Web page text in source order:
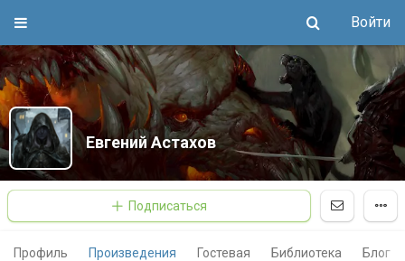
Войти
Евгений Астахов
Подписаться
Профиль Произведения Гостевая Библиотека Блог